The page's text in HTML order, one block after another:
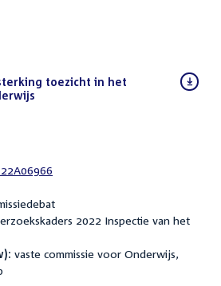
toezicht in het
2022 Inspectie van het
vaste commissie voor Onderwijs,